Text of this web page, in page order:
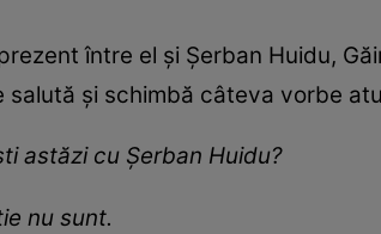
între el și Șerban Huidu,
salută și schimbă câteva vorbe
astăzi cu Șerban Huidu?
nu sunt.